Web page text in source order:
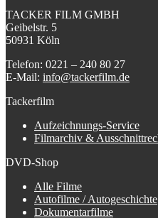
TACKER FILM GMBH
Geibelstr. 5
50931 Köln
Telefon: 0221 – 240 80 27
E-Mail: info@tackerfilm.de
Tackerfilm
Aufzeichnungs-Service
Filmarchiv &
DVD-Shop
Alle Filme
Autofilme / Autogeschichte
Dokumentarfilme